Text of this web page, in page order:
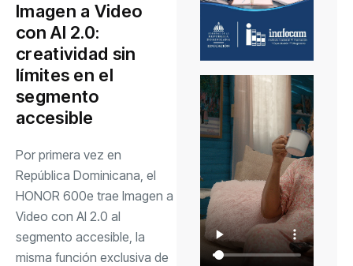
Imagen a Video
con AI 2.0:
creatividad sin
límites en el
segmento
accesible
Por primera vez en
República Dominicana, el
HONOR 600e trae Imagen a
Video con AI 2.0 al
segmento accesible, la
misma función exclusiva de